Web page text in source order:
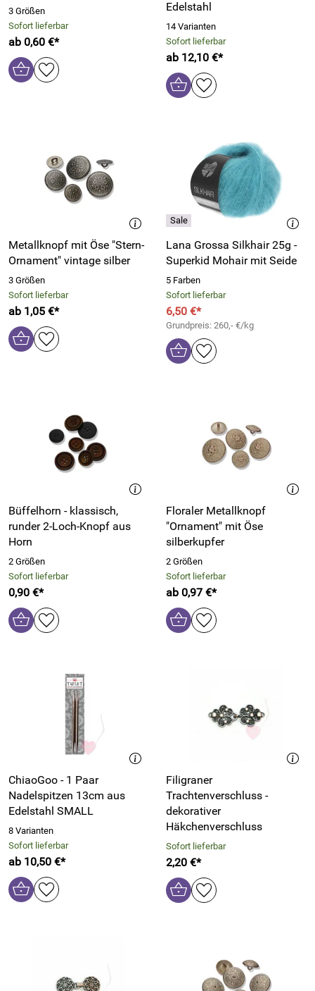
3 Größen
Sofort lieferbar
ab 0,60 €*
Edelstahl
14 Varianten
Sofort lieferbar
ab 12,10 €*
Metallknopf mit Öse "Stern-
Ornament" vintage silber
3 Größen
Sofort lieferbar
ab 1,05 €*
Lana Grossa Silkhair 25g -
Superkid Mohair mit Seide
5 Farben
Sofort lieferbar
6,50 €*
Grundpreis: 260,- €/kg
Büffelhorn - klassisch,
runder 2-Loch-Knopf aus
Horn
2 Größen
Sofort lieferbar
0,90 €*
Floraler Metallknopf
"Ornament" mit Öse
silberkupfer
2 Größen
Sofort lieferbar
ab 0,97 €*
ChiaoGoo - 1 Paar
Nadelspitzen 13cm aus
Edelstahl SMALL
8 Varianten
Sofort lieferbar
ab 10,50 €*
Filigraner
Trachtenverschluss -
dekorativer
Häkchenverschluss
Sofort lieferbar
2,20 €*